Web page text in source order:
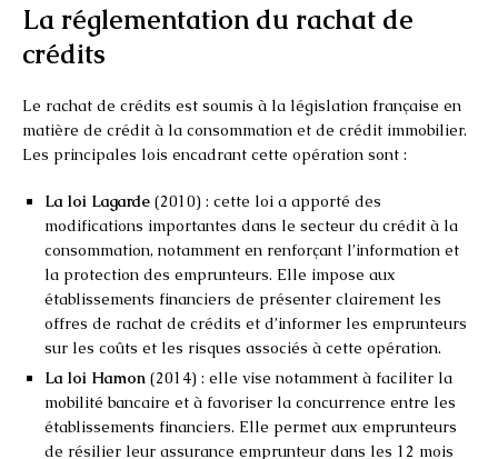
La réglementation du rachat de
crédits
Le rachat de crédits est soumis à la législation française en
matière de crédit à la consommation et de crédit immobilier.
Les principales lois encadrant cette opération sont :
La loi Lagarde (2010) : cette loi a apporté des
modifications importantes dans le secteur du crédit à la
consommation, notamment en renforçant l’information et
la protection des emprunteurs. Elle impose aux
établissements financiers de présenter clairement les
offres de rachat de crédits et d’informer les emprunteurs
sur les coûts et les risques associés à cette opération.
La loi Hamon (2014) : elle vise notamment à faciliter la
mobilité bancaire et à favoriser la concurrence entre les
établissements financiers. Elle permet aux emprunteurs
de résilier leur assurance emprunteur dans les 12 mois